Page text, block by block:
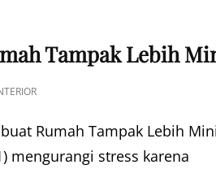
Tampak Lebih
Rumah Tampak Lebih
mengurangi stress karena